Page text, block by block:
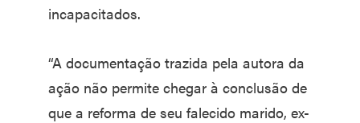
incapacitados.
“A documentação trazida pela autora da
ação não permite chegar à conclusão de
que a reforma de seu falecido marido, ex-